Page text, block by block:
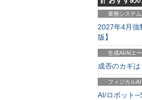
業務システム
2027年4月強
版】
生成AI/AIエ
成否のカギ
フィジカルAI
AI/ロボット